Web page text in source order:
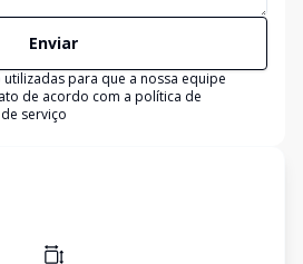
Enviar
para que a nossa equipe
de acordo com a política de
serviço